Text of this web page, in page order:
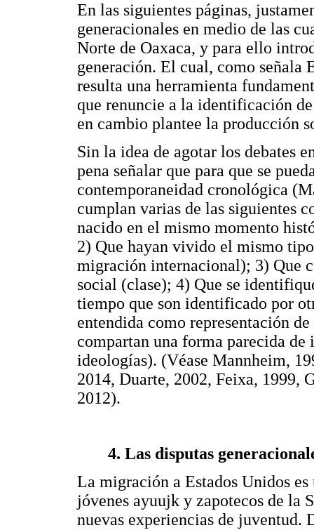
En las siguientes páginas,
generacionales en medio de las
Norte de Oaxaca, y para ello
generación. El cual, como
resulta una herramienta
que renuncie a la identificación
en cambio plantee la producción
Sin la idea de agotar los debates
pena señalar que para que se
contemporaneidad cronológica
cumplan varias de las siguientes
nacido en el mismo momento
2) Que hayan vivido el mismo
migración internacional); 3) Que
social (clase); 4) Que se
tiempo que son identificado por
entendida como representación
compartan una forma parecida
ideologías). (Véase Mannheim,
2014, Duarte, 2002, Feixa, 1999,
2012).
4. Las disputas
La migración a Estados Unidos
jóvenes ayuujk y zapotecos de la
nuevas experiencias de juventud.